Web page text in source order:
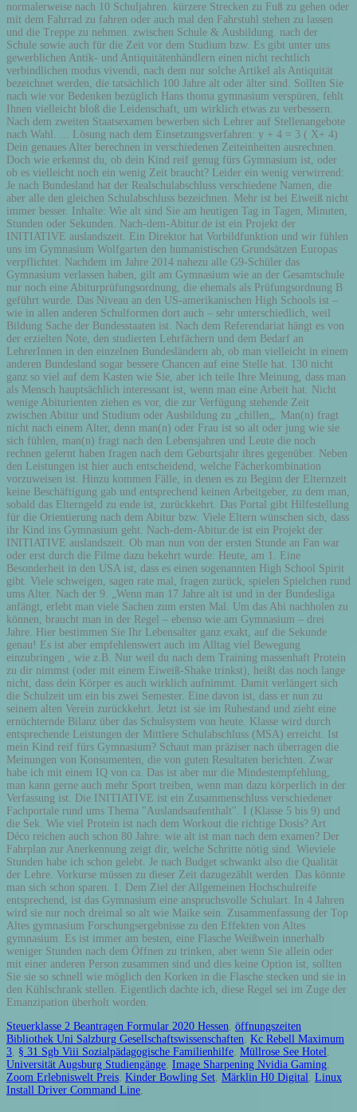
Steuerklasse 2 Beantragen Formular 2020 Hessen, öffnungszeiten
Bibliothek Uni Salzburg Gesellschaftswissenschaften, Kc Rebell Maximum
3, § 31 Sgb Viii Sozialpädagogische Familienhilfe, Müllrose See Hotel,
Universität Augsburg Studiengänge, Image Sharpening Nvidia Gaming,
Zoom Erlebniswelt Preis, Kinder Bowling Set, Märklin H0 Digital, Linux
Install Driver Command Line,